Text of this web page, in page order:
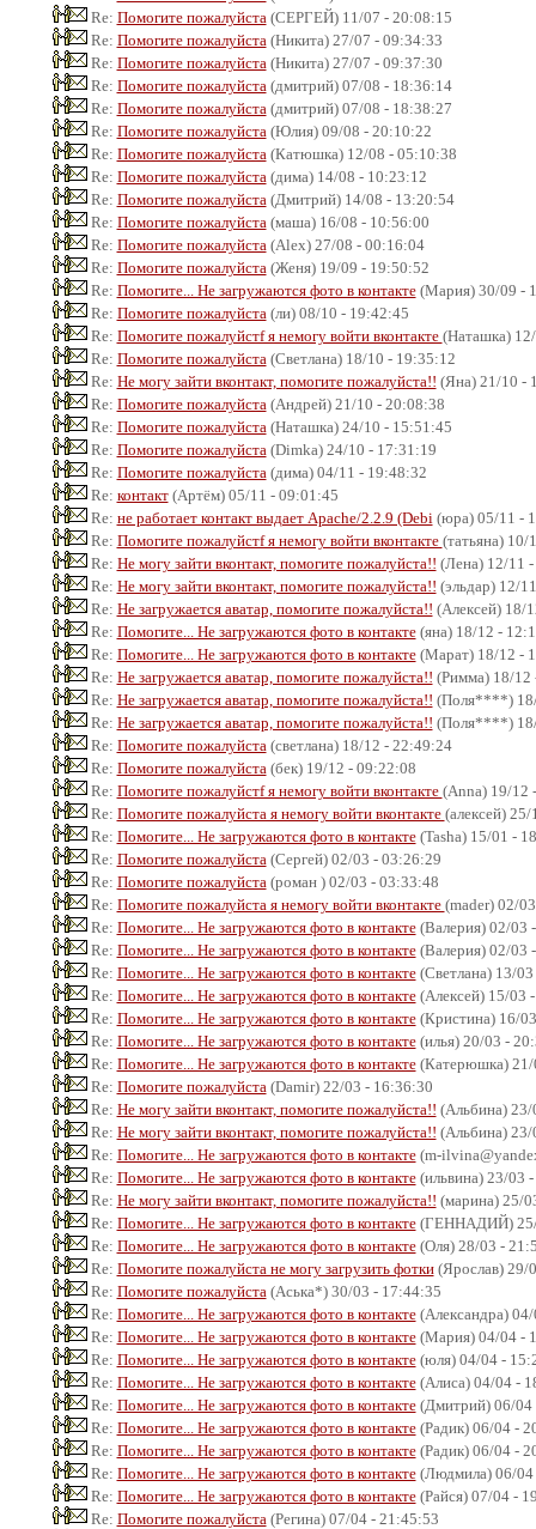
Re: Помогите пожалуйста (СЕРГЕЙ) 11/07 - 20:08:15
Re: Помогите пожалуйста (Никита) 27/07 - 09:34:33
Re: Помогите пожалуйста (Никита) 27/07 - 09:37:30
Re: Помогите пожалуйста (дмитрий) 07/08 - 18:36:14
Re: Помогите пожалуйста (дмитрий) 07/08 - 18:38:27
Re: Помогите пожалуйста (Юлия) 09/08 - 20:10:22
Re: Помогите пожалуйста (Катюшка) 12/08 - 05:10:38
Re: Помогите пожалуйста (дима) 14/08 - 10:23:12
Re: Помогите пожалуйста (Дмитрий) 14/08 - 13:20:54
Re: Помогите пожалуйста (маша) 16/08 - 10:56:00
Re: Помогите пожалуйста (Alex) 27/08 - 00:16:04
Re: Помогите пожалуйста (Женя) 19/09 - 19:50:52
Re: Помогите... Не загружаются фото в контакте(Мария) 30/09 -
Re: Помогите пожалуйста (ли) 08/10 - 19:42:45
Re: Помогите пожалуйстf я немогу войти вконтакте (Наташка)
Re: Помогите пожалуйста (Светлана) 18/10 - 19:35:12
Re: Не могу зайти вконтакт, помогите пожалуйста!! (Яна) 21/10 -
Re: Помогите пожалуйста (Андрей) 21/10 - 20:08:38
Re: Помогите пожалуйста (Наташка) 24/10 - 15:51:45
Re: Помогите пожалуйста (Dimka) 24/10 - 17:31:19
Re: Помогите пожалуйста (дима) 04/11 - 19:48:32
Re: контакт(Артём) 05/11 - 09:01:45
Re: не работает контакт выдает Apache/2.2.9 (Debi (юра) 05/11 -
Re: Помогите пожалуйстf я немогу войти вконтакте (татьяна)
Re: Не могу зайти вконтакт, помогите пожалуйста!! (Лена) 12/11
Re: Не могу зайти вконтакт, помогите пожалуйста!! (эльдар) 12/
Re: Не загружается аватар, помогите пожалуйста!! (Алексей) 18/
Re: Помогите... Не загружаются фото в контакте(яна) 18/12 -
Re: Помогите... Не загружаются фото в контакте(Марат) 18/12 -
Re: Не загружается аватар, помогите пожалуйста!! (Римма) 18/12
Re: Не загружается аватар, помогите пожалуйста!! (Поля****)
Re: Не загружается аватар, помогите пожалуйста!! (Поля****)
Re: Помогите пожалуйста (светлана) 18/12 - 22:49:24
Re: Помогите пожалуйста (бек) 19/12 - 09:22:08
Re: Помогите пожалуйстf я немогу войти вконтакте (Anna) 19/12
Re: Помогите пожалуйста я немогу войти вконтакте (алексей)
Re: Помогите... Не загружаются фото в контакте(Tasha) 15/01 -
Re: Помогите пожалуйста (Сергей) 02/03 - 03:26:29
Re: Помогите пожалуйста (роман ) 02/03 - 03:33:48
Re: Помогите пожалуйста я немогу войти вконтакте (mader) 02/
Re: Помогите... Не загружаются фото в контакте(Валерия) 02/03
Re: Помогите... Не загружаются фото в контакте(Валерия) 02/03
Re: Помогите... Не загружаются фото в контакте(Светлана) 13/
Re: Помогите... Не загружаются фото в контакте(Алексей) 15/03
Re: Помогите... Не загружаются фото в контакте(Кристина) 16/
Re: Помогите... Не загружаются фото в контакте(илья) 20/03 -
Re: Помогите... Не загружаются фото в контакте(Катерюшка) 21/
Re: Помогите пожалуйста (Damir) 22/03 - 16:36:30
Re: Не могу зайти вконтакт, помогите пожалуйста!! (Альбина)
Re: Не могу зайти вконтакт, помогите пожалуйста!! (Альбина)
Re: Помогите... Не загружаются фото в контакте(m-
Re: Помогите... Не загружаются фото в контакте(ильвина) 23/03
Re: Не могу зайти вконтакт, помогите пожалуйста!! (марина) 25/
Re: Помогите... Не загружаются фото в контакте(ГЕННАДИЙ) 25/
Re: Помогите... Не загружаются фото в контакте(Оля) 28/03 -
Re: Помогите пожалуйста не могу загрузить фотки(Ярослав) 29/
Re: Помогите пожалуйста (Аська*) 30/03 - 17:44:35
Re: Помогите... Не загружаются фото в контакте(Александра)
Re: Помогите... Не загружаются фото в контакте(Мария) 04/04 -
Re: Помогите... Не загружаются фото в контакте(юля) 04/04 -
Re: Помогите... Не загружаются фото в контакте(Алиса) 04/04 -
Re: Помогите... Не загружаются фото в контакте(Дмитрий) 06/04
Re: Помогите... Не загружаются фото в контакте(Радик) 06/04 -
Re: Помогите... Не загружаются фото в контакте(Радик) 06/04 -
Re: Помогите... Не загружаются фото в контакте(Людмила) 06/04
Re: Помогите... Не загружаются фото в контакте(Райся) 07/04 -
Re: Помогите пожалуйста (Регина) 07/04 - 21:45:53